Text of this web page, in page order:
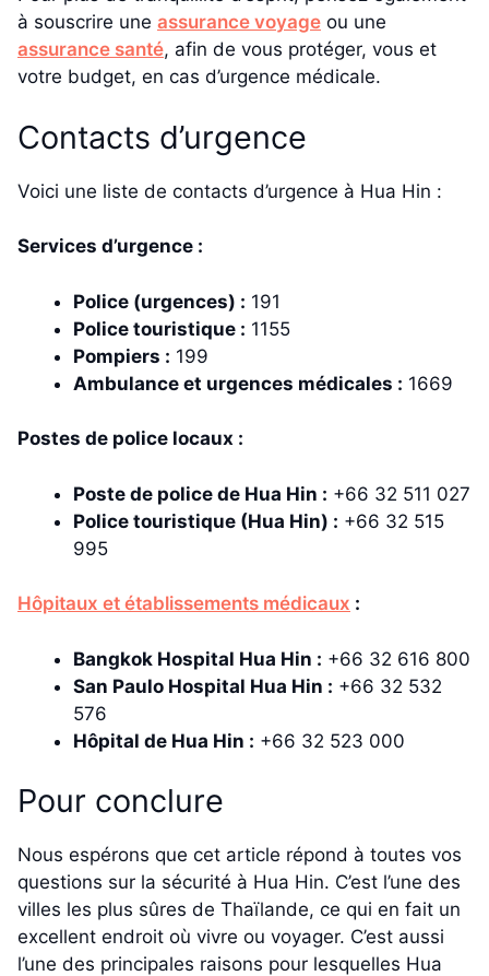
à souscrire une assurance voyage ou une
assurance santé, afin de vous protéger, vous et
votre budget, en cas d’urgence médicale.
Contacts d’urgence
Voici une liste de contacts d’urgence à Hua Hin :
Services d’urgence :
Police (urgences) : 191
Police touristique : 1155
Pompiers : 199
Ambulance et urgences médicales : 1669
Postes de police locaux :
Poste de police de Hua Hin : +66 32 511 027
Police touristique (Hua Hin) : +66 32 515
995
Hôpitaux et établissements médicaux :
Bangkok Hospital Hua Hin : +66 32 616 800
San Paulo Hospital Hua Hin : +66 32 532
576
Hôpital de Hua Hin : +66 32 523 000
Pour conclure
Nous espérons que cet article répond à toutes vos
questions sur la sécurité à Hua Hin. C’est l’une des
villes les plus sûres de Thaïlande, ce qui en fait un
excellent endroit où vivre ou voyager. C’est aussi
l’une des principales raisons pour lesquelles Hua